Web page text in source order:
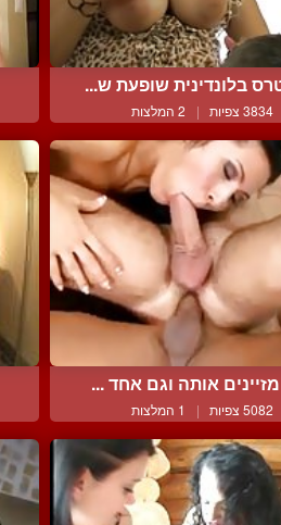
בלונדינית שופעת ש...
3834 צפיות | 2 המלצות
אותה וגם אחד ...
5082 צפיות | 1 המלצות